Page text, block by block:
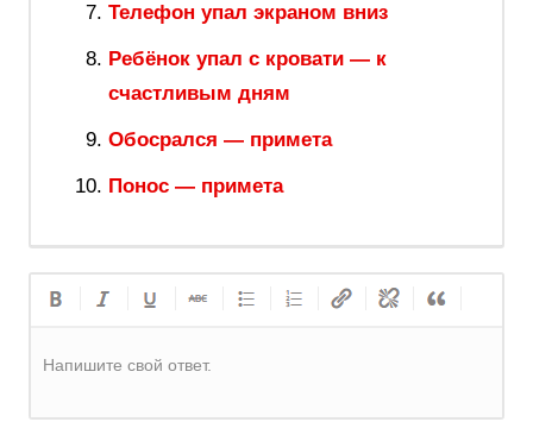
Телефон упал экраном вниз
Ребёнок упал с кровати — к
счастливым дням
Обосрался — примета
Понос — примета
Напишите свой ответ.